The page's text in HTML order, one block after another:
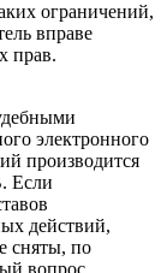
ограничений,
вправе
прав.
электронного
производится
Если
действий,
сняты, по